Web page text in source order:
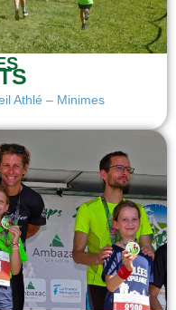
Athlé – Minimes